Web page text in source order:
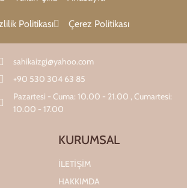
Politikası Çerez Politikası
sahikaizgi@yahoo.com
+90 530 304 63 85
Pazartesi - Cuma: 10.00 - 21.00 , Cumartesi:
10.00 - 17.00
KURUMSAL
İLETİŞİM
HAKKIMDA